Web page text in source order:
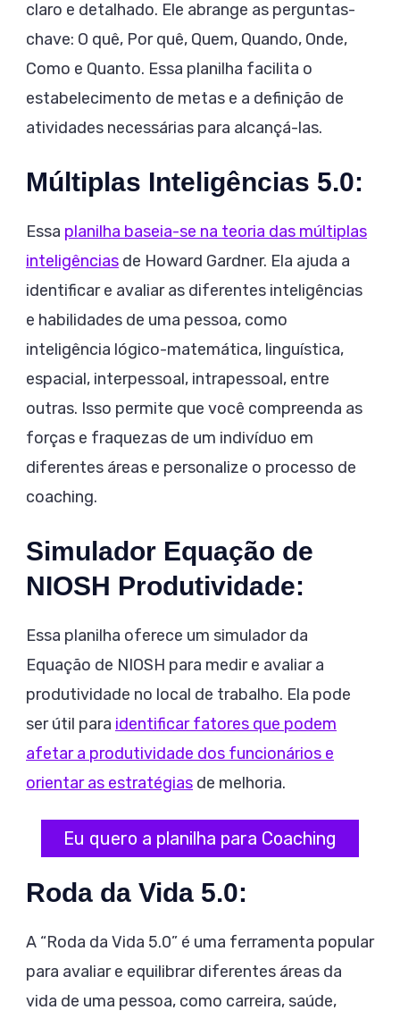
claro e detalhado. Ele abrange as perguntas-
chave: O quê, Por quê, Quem, Quando, Onde,
Como e Quanto. Essa planilha facilita o
estabelecimento de metas e a definição de
atividades necessárias para alcançá-las.
Múltiplas Inteligências 5.0:
Essa planilha baseia-se na teoria das múltiplas
inteligências de Howard Gardner. Ela ajuda a
identificar e avaliar as diferentes inteligências
e habilidades de uma pessoa, como
inteligência lógico-matemática, linguística,
espacial, interpessoal, intrapessoal, entre
outras. Isso permite que você compreenda as
forças e fraquezas de um indivíduo em
diferentes áreas e personalize o processo de
coaching.
Simulador Equação de
NIOSH Produtividade:
Essa planilha oferece um simulador da
Equação de NIOSH para medir e avaliar a
produtividade no local de trabalho. Ela pode
ser útil para identificar fatores que podem
afetar a produtividade dos funcionários e
orientar as estratégias de melhoria.
Eu quero a planilha para Coaching
Roda da Vida 5.0:
A “Roda da Vida 5.0” é uma ferramenta popular
para avaliar e equilibrar diferentes áreas da
vida de uma pessoa, como carreira, saúde,